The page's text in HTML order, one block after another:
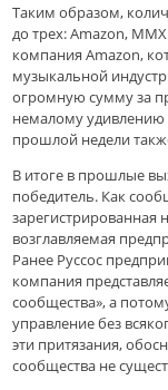
Таким образом,
до трех: Amazon,
компания Amazon,
музыкальной
огромную сумму за
немалому удивлению
прошлой недели
В итоге в прошлые
победитель. Как
зарегистрированная
возглавляемая
Ранее Руссос
компания
сообщества», а
управление без
эти притязания,
сообщества не